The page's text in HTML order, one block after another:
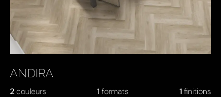
ANDIRA
2couleurs 1 formats 1 finitions